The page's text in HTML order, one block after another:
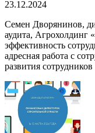
23.12.2024
Семен Дворянинов,
аудита, Агрохолдинг
эффективность
адресная работа с
развития